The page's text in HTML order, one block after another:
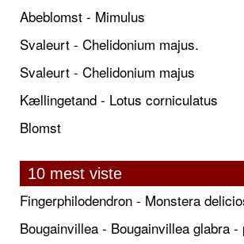
Abeblomst - Mimulus
Svaleurt - Chelidonium majus.
Svaleurt - Chelidonium majus
Kællingetand - Lotus corniculatus
Blomst
10 mest viste
Fingerphilodendron - Monstera
Bougainvillea - Bougainvillea glabra -